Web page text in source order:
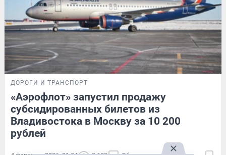
ДОРОГИ И ТРАНСПОРТ
«Аэрофлот» запустил продажу
субсидированных билетов из
Владивостока в Москву за 10 200
рублей